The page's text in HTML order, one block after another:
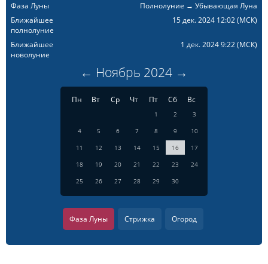
Фаза Луны
Полнолуние → Убывающая Луна
Ближайшее
полнолуние
15 дек. 2024 12:02(МСК)
Ближайшее
новолуние
1 дек. 2024 9:22(МСК)
← Ноябрь 2024 →
Пн Вт Ср Чт Пт Сб Вс
1 2
3
4
5 6 7 8 9
10
11
12 13 14 15 16
17
18
19 20 21 22 23
24
25
26 27 28 29 30
Фаза Луны Стрижка Огород